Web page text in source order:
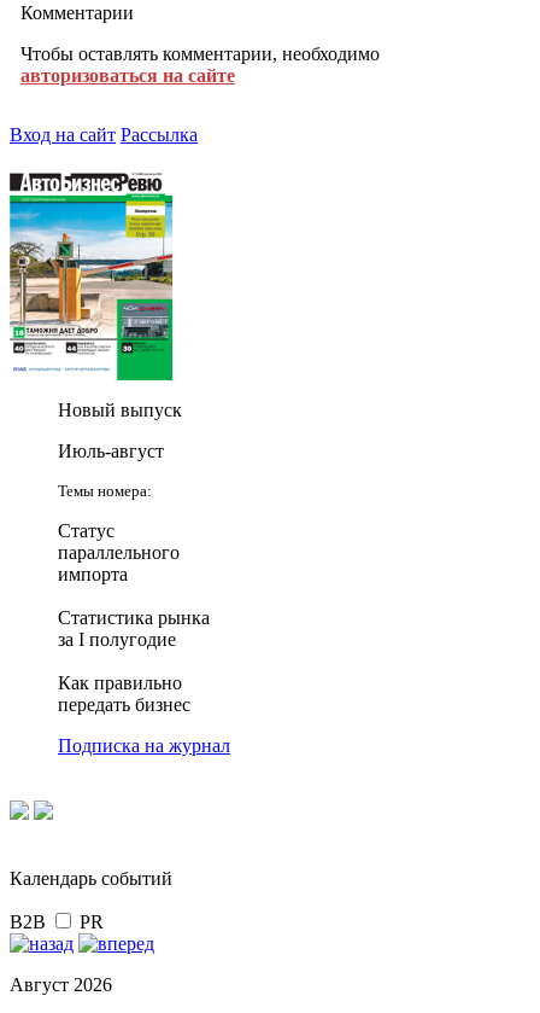
Комментарии
Чтобы оставлять комментарии, необходимо
авторизоваться на сайте
Вход на сайт Рассылка
Новый выпуск
Июль-август
Темы номера:
Статус
параллельного
импорта
Статистика рынка
за I полугодие
Как правильно
передать бизнес
Подписка на журнал
Календарь событий
B2B PR
Август 2026